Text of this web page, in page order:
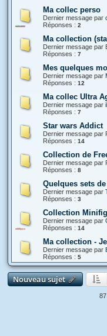
Ma collec perso
Dernier message par
Réponses : 2
Ma collection
Dernier message par
Réponses : 7
Mes quelques
Dernier message par
Réponses : 12
Ma collec Ultra
Dernier message par
Réponses : 7
Star wars Addict
Dernier message par
Réponses : 14
Collection de
Dernier message par
Réponses : 8
Quelques sets
Dernier message par
Réponses : 3
Collection
Dernier message par
Réponses : 14
Ma collection -
Dernier message par
Réponses : 5
Nouveau sujet